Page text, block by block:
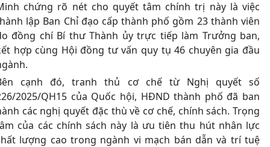
chứng rõ nét cho quyết tâm chính trị này là việc
lập Ban Chỉ đạo cấp thành phố gồm 23 thành viên
đồng chí Bí thư Thành ủy trực tiếp làm Trưởng ban,
hợp cùng Hội đồng tư vấn quy tụ 46 chuyên gia đầu
cạnh đó, tranh thủ cơ chế từ Nghị quyết số
2025/QH15 của Quốc hội, HĐND thành phố đã ban
các nghị quyết đặc thù về cơ chế, chính sách. Trọng
của các chính sách này là ưu tiên thu hút nhân lực
lượng cao trong ngành vi mạch bán dẫn và trí tuệ